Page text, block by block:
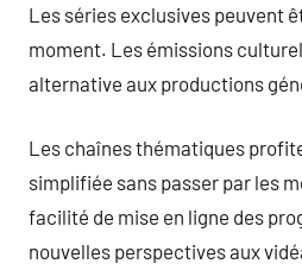
Les séries exclusives peuvent
moment. Les émissions
alternative aux productions
Les chaînes thématiques
simplifiée sans passer par les
facilité de mise en ligne des
nouvelles perspectives aux